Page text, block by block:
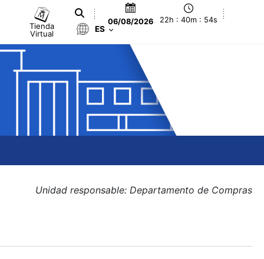
Tienda
Virtual
06/08/2026 22h : 40m : 55s
ES
Unidad responsable: Departamento de Compras